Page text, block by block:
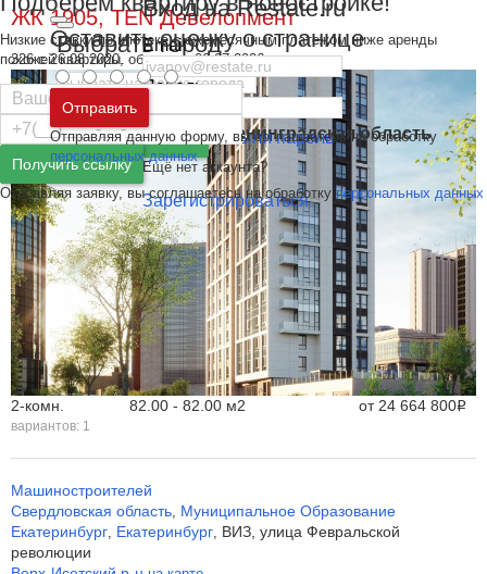
Выбрать город
Москва и
Московская область
Санкт-Петербург иЛенинградская область
Вход на Restate.ru
Email
Пароль
Войти Забыли пароль
Ещё нет аккаунта?
Зарегистрироваться
ЖК 1905, TEN Девелопмент
326 с 26.08.2020, обновлен 06.07.2026
2-комн.
вариантов: 1
82.00 - 82.00 м2 от 24 664 800Р
Машиностроителей
Свердловская область, Муниципальное Образование
Екатеринбург, Екатеринбург, ВИЗ, улица Февральской
революции
Низкие ставки по ипотеке с ежемесячным платежом ниже аренды
похожей квартиры.
Получить ссылку
Отправляя заявку, вы соглашаетесь на обработку персональных данных
Оставить оценку о странице
Отправить
Отправляя данную форму, вы соглашаетесь на обработку
персональных данных